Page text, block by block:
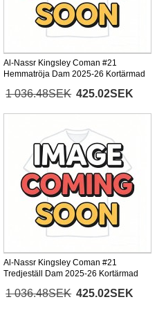
Al-Nassr Kingsley Coman #21
Hemmatröja Dam 2025-26 Kortärmad
1 036.48SEK 425.02SEK
Al-Nassr Kingsley Coman #21
Tredjeställ Dam 2025-26 Kortärmad
1 036.48SEK 425.02SEK